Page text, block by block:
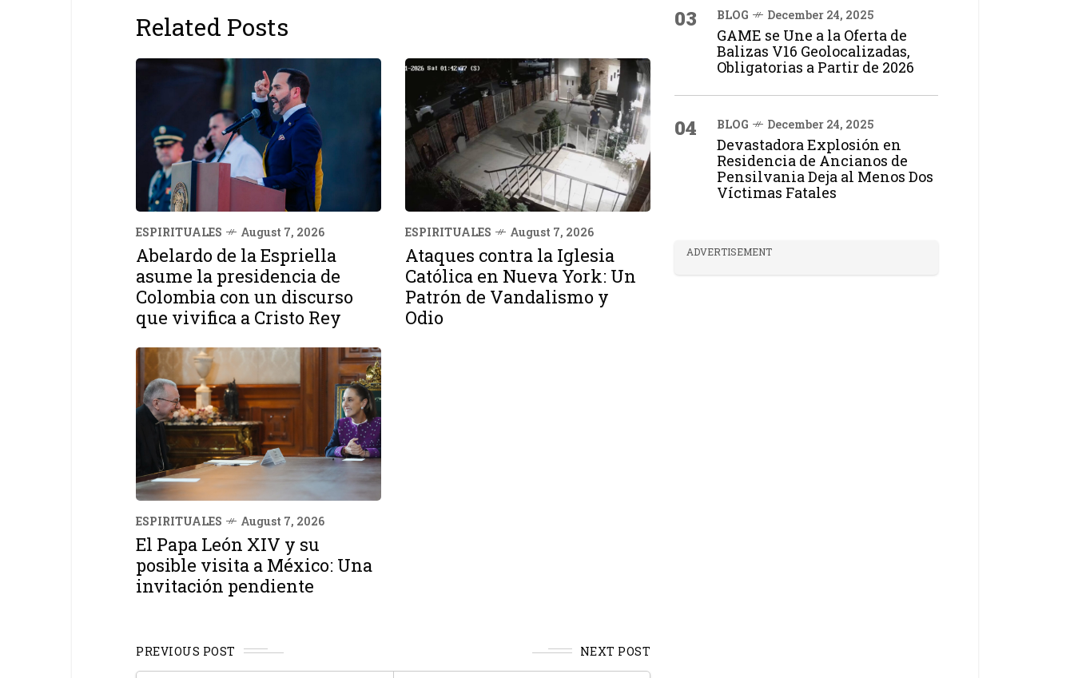
Related Posts
ESPIRITUALES August 7, 2026
Abelardo de la Espriella
asume la presidencia de
Colombia con un discurso
que vivifica a Cristo Rey
ESPIRITUALES August 7, 2026
Ataques contra la Iglesia
Católica en Nueva York: Un
Patrón de Vandalismo y
Odio
ESPIRITUALES August 7, 2026
El Papa León XIV y su
posible visita a México: Una
invitación pendiente
PREVIOUS POST NEXT POST
03 BLOG December 24, 2025
GAME se Une a la Oferta de
Balizas V16 Geolocalizadas,
Obligatorias a Partir de 2026
04 BLOG December 24, 2025
Devastadora Explosión en
Residencia de Ancianos de
Pensilvania Deja al Menos Dos
Víctimas Fatales
ADVERTISEMENT